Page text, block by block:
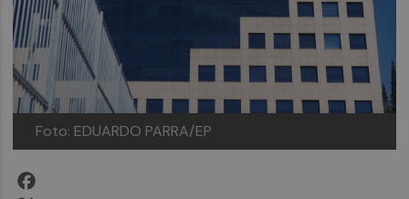
Foto: EDUARDO PARRA/EP